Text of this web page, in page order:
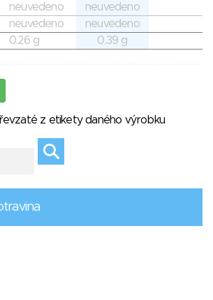
neuvedeno
neuvedeno
neuvedeno
neuvedeno
0.26 g 0.39 g
z etikety daného výrobku